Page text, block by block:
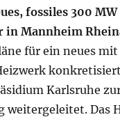
fossiles 300
in Mannheim
für ein neues mit
Karlsruhe
weitergeleitet. Das